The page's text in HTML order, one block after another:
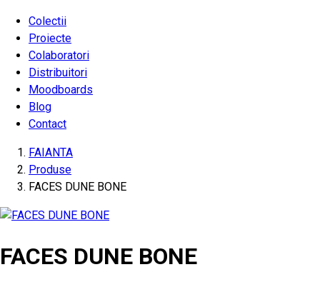
Colectii
Proiecte
Colaboratori
Distribuitori
Moodboards
Blog
Contact
FAIANTA
Produse
FACES DUNE BONE
FACES DUNE BONE